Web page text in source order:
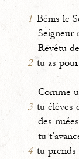
1 Bénis le
Seigneur
Revêtu
2 tu as
Comme
3 tu élèves
des
tu
4 tu prends